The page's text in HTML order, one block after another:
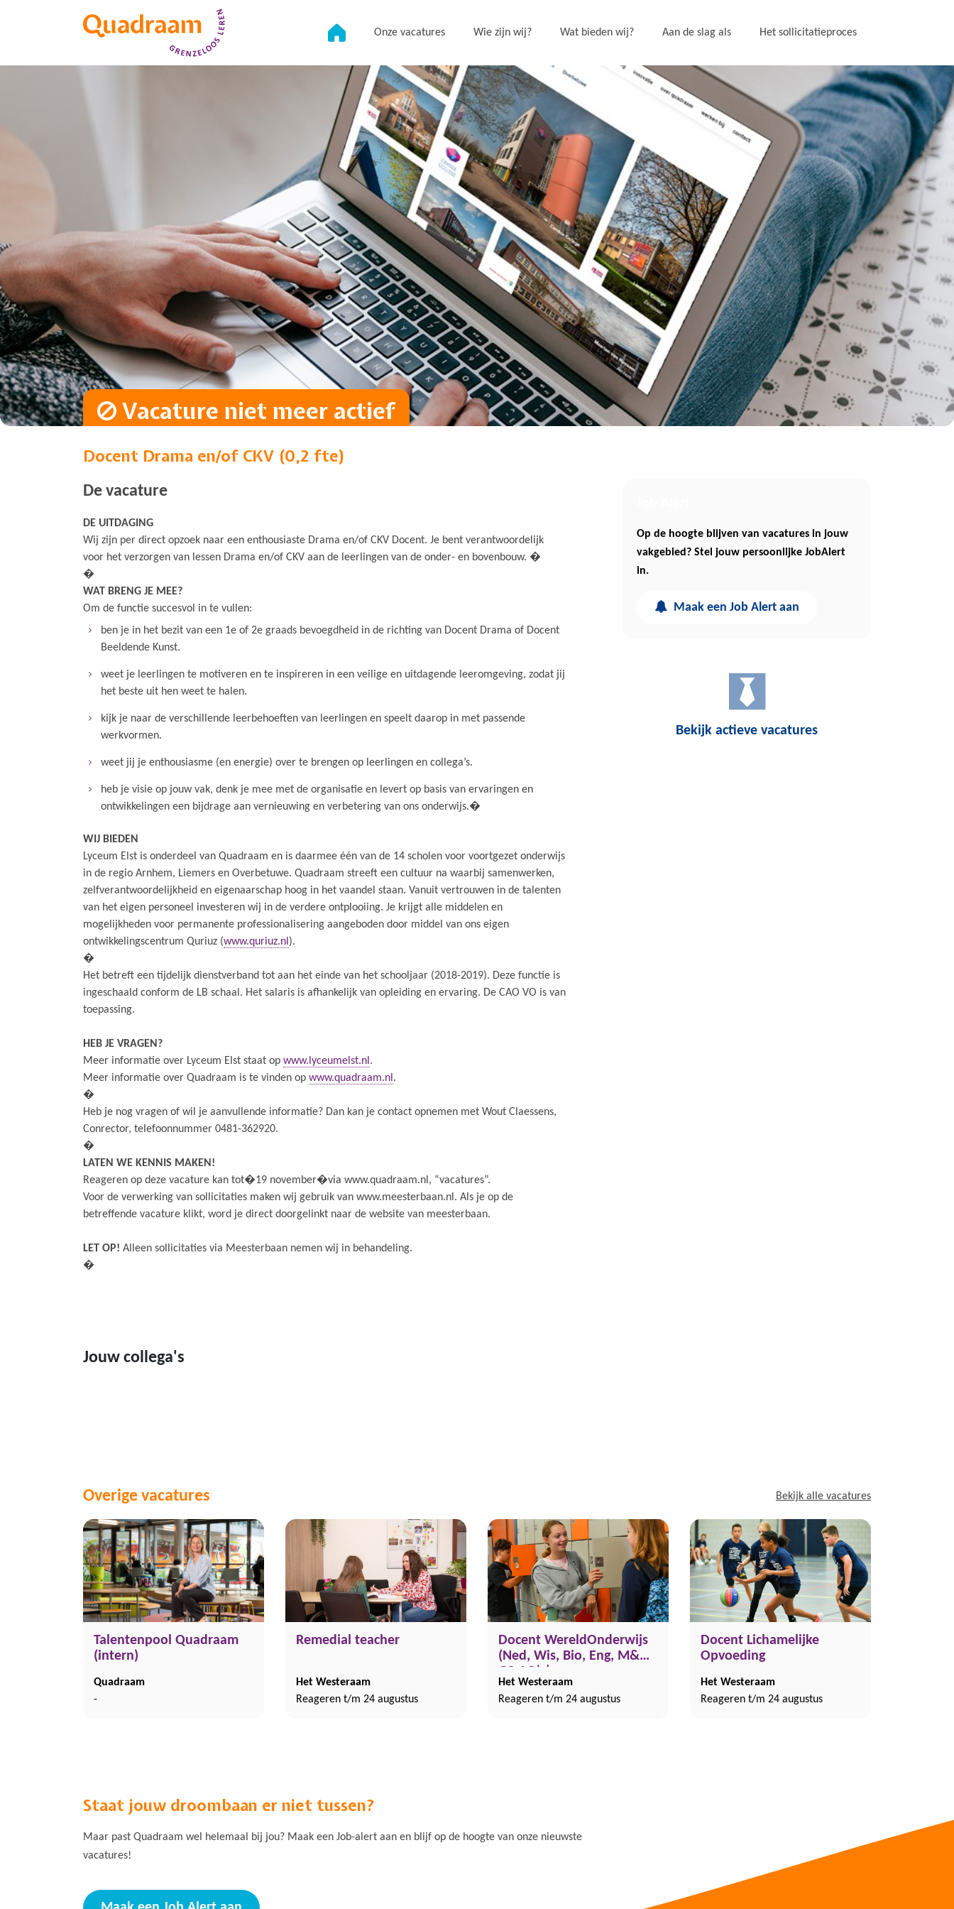
Onze vacatures Wie zijn wij? Wat bieden wij? Aan de slag als Het sollicitatieproces
Vacature niet meer actief
Docent Drama en/of CKV (0,2 fte)
De vacature
DE UITDAGING
Wij zijn per direct opzoek naar een enthousiaste Drama en/of CKV Docent. Je bent verantwoordelijk
voor het verzorgen van lessen Drama en/of CKV aan de leerlingen van de onder- en bovenbouw. �
�
WAT BRENG JE MEE?
Om de functie succesvol in te vullen:
ben je in het bezit van een 1e of 2e graads bevoegdheid in de richting van Docent Drama of Docent
Beeldende Kunst.
weet je leerlingen te motiveren en te inspireren in een veilige en uitdagende leeromgeving, zodat jij
het beste uit hen weet te halen.
kijk je naar de verschillende leerbehoeften van leerlingen en speelt daarop in met passende
werkvormen.
weet jij je enthousiasme (en energie) over te brengen op leerlingen en collega’s.
heb je visie op jouw vak, denk je mee met de organisatie en levert op basis van ervaringen en
ontwikkelingen een bijdrage aan vernieuwing en verbetering van ons onderwijs.�
WIJ BIEDEN
Lyceum Elst is onderdeel van Quadraam en is daarmee één van de 14 scholen voor voortgezet onderwijs
in de regio Arnhem, Liemers en Overbetuwe. Quadraam streeft een cultuur na waarbij samenwerken,
zelfverantwoordelijkheid en eigenaarschap hoog in het vaandel staan. Vanuit vertrouwen in de talenten
van het eigen personeel investeren wij in de verdere ontplooiing. Je krijgt alle middelen en
mogelijkheden voor permanente professionalisering aangeboden door middel van ons eigen
ontwikkelingscentrum Quriuz (www.quriuz.nl ).
�
Het betreft een tijdelijk dienstverband tot aan het einde van het schooljaar (2018-2019). Deze functie is
ingeschaald conform de LB schaal. Het salaris is afhankelijk van opleiding en ervaring. De CAO VO is van
toepassing.
HEB JE VRAGEN?
Meer informatie over Lyceum Elst staat op www.lyceumelst.nl .
Meer informatie over Quadraam is te vinden op www.quadraam.nl .
�
Heb je nog vragen of wil je aanvullende informatie? Dan kan je contact opnemen met Wout Claessens,
Conrector, telefoonnummer 0481-362920.
�
LATEN WE KENNIS MAKEN!
Reageren op deze vacature kan tot�19 november�via www.quadraam.nl, “vacatures”.
Voor de verwerking van sollicitaties maken wij gebruik van www.meesterbaan.nl. Als je op de
betreffende vacature klikt, word je direct doorgelinkt naar de website van meesterbaan.
LET OP! Alleen sollicitaties via Meesterbaan nemen wij in behandeling.
�
Op de hoogte blijven van vacatures in jouw
vakgebied? Stel jouw persoonlijke JobAlert
in.
Maak een Job Alert aan
Bekijk actieve vacatures
Jouw collega's
Overige vacatures Bekijk alle vacatures
Talentenpool Quadraam
(intern)
Quadraam
-
Remedial teacher
Het Westeraam
Reageren t/m 24 augustus
Docent WereldOnderwijs
(Ned, Wis, Bio, Eng, M&M,
Leerlingbegeleider (0.8-1.0
fte)
Het Westeraam
Reageren t/m 24 augustus
Docent Lichamelijke
Opvoeding
Het Westeraam
Reageren t/m 24 augustus
Staat jouw droombaan er niet tussen?
Maar past Quadraam wel helemaal bij jou? Maak een Job-alert aan en blijf op de hoogte van onze nieuwste
vacatures!